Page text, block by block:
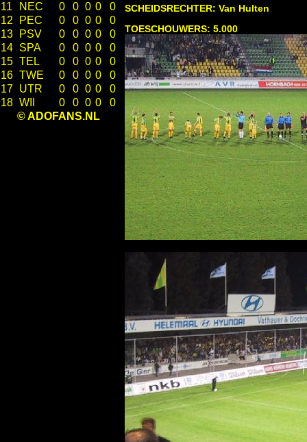
11
NEC 0 0 0 0
0
12
PEC 0 0 0 0
0
13
PSV 0 0 0 0
0
14 SPA 0 0 0 0
0
15 TEL 0 0 0 0
0
16 TWE 0 0 0 0
0
17 UTR 0 0 0 0
0
18 WII 0 0 0 0
0
© ADOFANS.NL
SCHEIDSRECHTER: Van Hulten
TOESCHOUWERS: 5.000